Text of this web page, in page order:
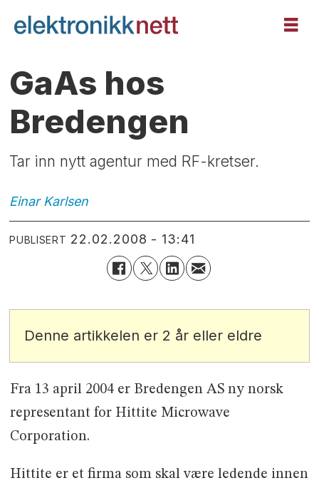
GaAs hos
Bredengen
Tar inn nytt agentur med RF-kretser.
Einar Karlsen
PUBLISERT 22.02.2008 - 13:41
Denne artikkelen er 2 år eller eldre
Fra 13 april 2004 er Bredengen AS ny norsk
representant for Hittite Microwave
Corporation.
Hittite er et firma som skal være ledende innen